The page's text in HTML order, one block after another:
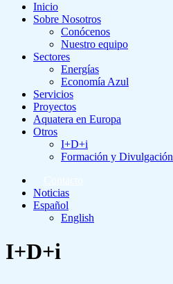
Inicio
Sobre Nosotros
Conócenos
Nuestro equipo
Sectores
Energías
Economía Azul
Servicios
Proyectos
Aquatera en Europa
Otros
I+D+i
Formación y Divulgación
Noticias
Español
English
I+D+i